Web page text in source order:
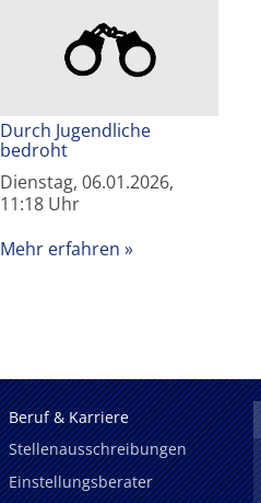
Durch Jugendliche
bedroht
Dienstag, 06.01.2026,
11:18 Uhr
Mehr erfahren
Beruf & Karriere
Stellenausschreibungen
Einstellungsberater